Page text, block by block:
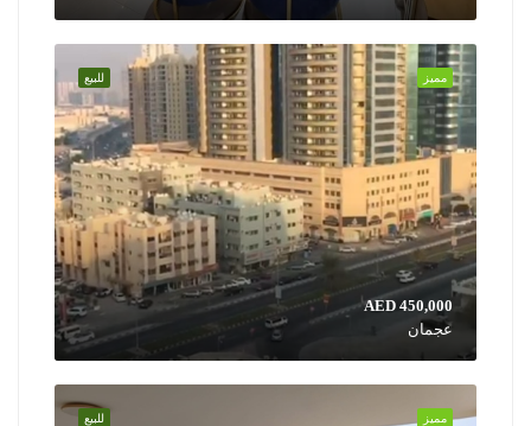
للبيع مميز
AED 450,000
عجمان
للبيع مميز